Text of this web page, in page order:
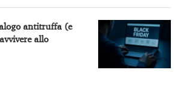
antitruffa (e
allo